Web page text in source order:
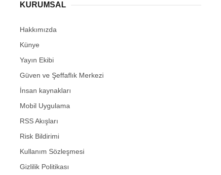
KURUMSAL
Hakkımızda
Künye
Yayın Ekibi
Güven ve Şeffaflık Merkezi
İnsan kaynakları
Mobil Uygulama
RSS Akışları
Risk Bildirimi
Kullanım Sözleşmesi
Gizlilik Politikası